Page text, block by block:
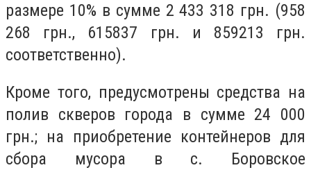
размере 10% в сумме 2 433 318 грн. (958
268 грн., 615837 грн. и 859213 грн.
соответственно).
Кроме того, предусмотрены средства на
полив скверов города в сумме 24 000
грн.; на приобретение контейнеров для
сбора мусора в с. Боровское